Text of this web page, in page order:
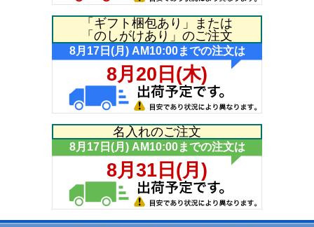
「ギフト梱包あり」または
「のしがけあり」のご注文
名入れのご注文